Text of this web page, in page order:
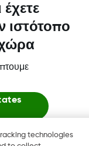
είναι σήματα
technologies
ιστότοπο